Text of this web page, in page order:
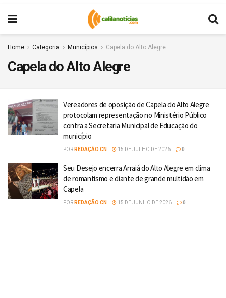
Home Categoria Municípios Capela do Alto Alegre
Capela do Alto Alegre
Vereadores de oposição de Capela do Alto Alegre
protocolam representação no Ministério Público
contra a Secretaria Municipal de Educação do
município
POR REDAÇÃO CN 15 DE JULHO DE 2026 0
Seu Desejo encerra Arraiá do Alto Alegre em clima
de romantismo e diante de grande multidão em
Capela
POR REDAÇÃO CN 15 DE JUNHO DE 2026 0